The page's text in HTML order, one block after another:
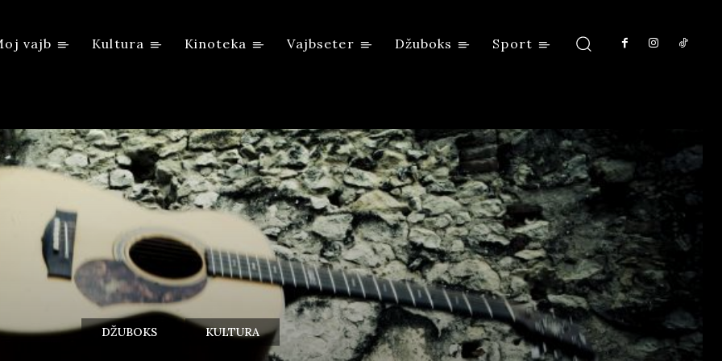
vajb Kultura Kinoteka Vajbseter Džuboks Sport
DŽUBOKS KULTURA